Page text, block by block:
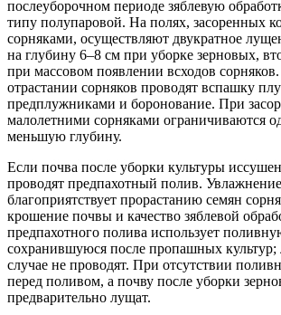
послеуборочном периоде зяблевую
типу полупаровой. На полях, засоренных
сорняками, осуществляют двукратное
на глубину 6–8 см при уборке зерновых,
при массовом появлении всходов
отрастании сорняков проводят вспашку
предплужниками и боронование. При
малолетними сорняками ограничиваются
меньшую глубину.
Если почва после уборки культуры
проводят предпахотный полив.
благоприятствует прорастанию семян
крошение почвы и качество зяблевой
предпахотного полива использует
сохранившуюся после пропашных
случае не проводят. При отсутствии
перед поливом, а почву после уборки
предварительно лущат.